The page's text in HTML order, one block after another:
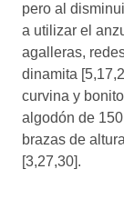
pero al
a utilizar el
agalleras,
dinamita
curvina y
algodón de
brazas de
[3,27,30].